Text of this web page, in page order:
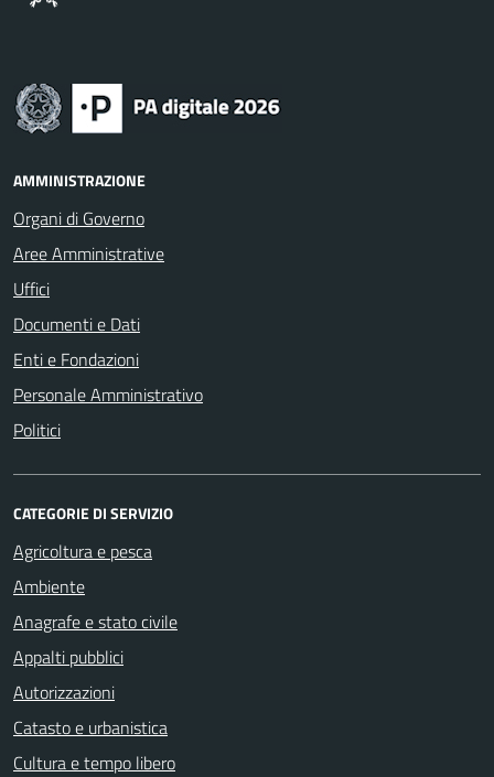
AMMINISTRAZIONE
Organi di Governo
Aree Amministrative
Uffici
Documenti e Dati
Enti e Fondazioni
Personale Amministrativo
Politici
CATEGORIE DI SERVIZIO
Agricoltura e pesca
Ambiente
Anagrafe e stato civile
Appalti pubblici
Autorizzazioni
Catasto e urbanistica
Cultura e tempo libero